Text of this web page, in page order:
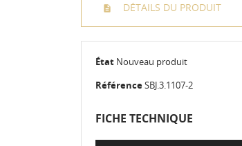
DÉTAILS DU PRODUIT
État Nouveau produit
RéférenceSBJ.3.1107-2
FICHE TECHNIQUE